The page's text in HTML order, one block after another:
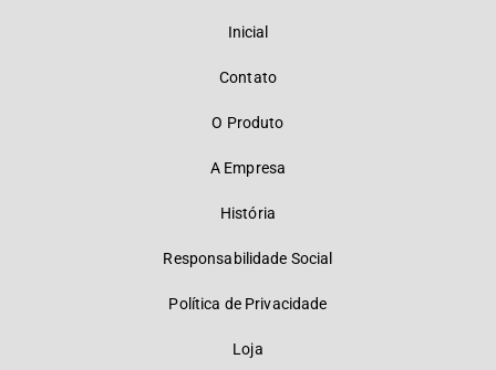
Inicial
Contato
O Produto
A Empresa
História
Responsabilidade Social
Política de Privacidade
Loja